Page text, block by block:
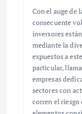
Con el auge
consecuente
inversores
mediante la
expuestos a
particular,
empresas
sectores con
corren el